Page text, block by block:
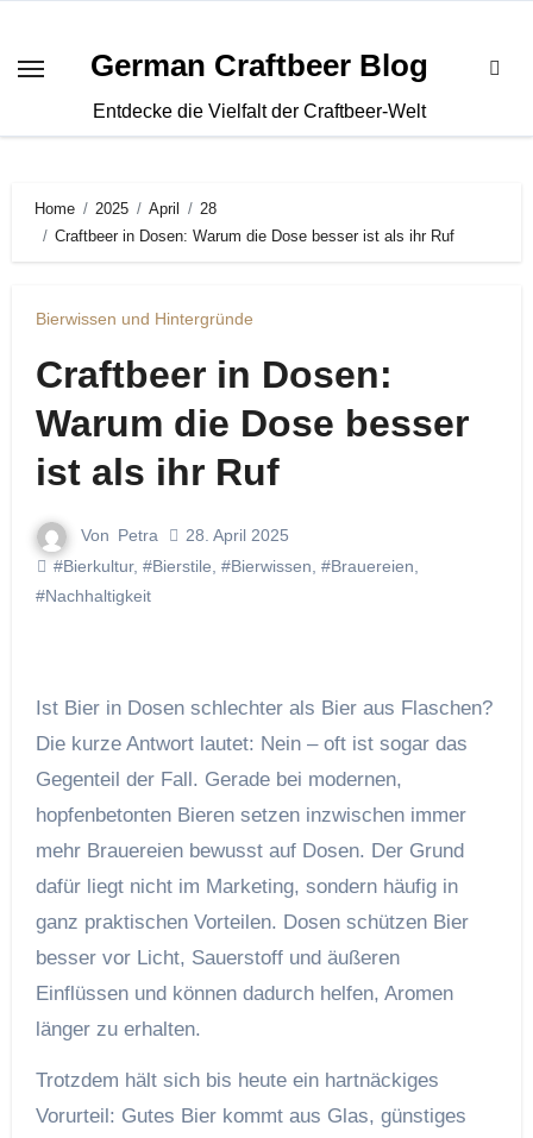
springen
German Craftbeer Blog
Entdecke die Vielfalt der Craftbeer-Welt
Home 2025 April
28
Craftbeer in Dosen: Warum die Dose besser ist als ihr Ruf
Bierwissen und Hintergründe
Craftbeer in Dosen:
Warum die Dose besser
ist als ihr Ruf
Von Petra
28. April 2025
#Bierkultur, #Bierstile #Bierwissen #Brauereien
#Nachhaltigkeit
Ist Bier in Dosen schlechter als Bier aus Flaschen?
Die kurze Antwort lautet: Nein – oft ist sogar das
Gegenteil der Fall. Gerade bei modernen,
hopfenbetonten Bieren setzen inzwischen immer
mehr Brauereien bewusst auf Dosen. Der Grund
dafür liegt nicht im Marketing, sondern häufig in
ganz praktischen Vorteilen. Dosen schützen Bier
besser vor Licht, Sauerstoff und äußeren
Einflüssen und können dadurch helfen, Aromen
länger zu erhalten.
Trotzdem hält sich bis heute ein hartnäckiges
Vorurteil: Gutes Bier kommt aus Glas, günstiges